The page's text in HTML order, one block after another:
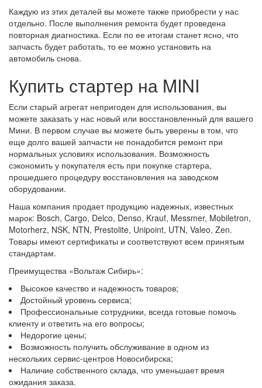
Каждую из этих деталей вы можете также приобрести у нас
отдельно. После выполнения ремонта будет проведена
повторная диагностика. Если по ее итогам станет ясно, что
запчасть будет работать, то ее можно установить на
автомобиль снова.
Купить стартер на MINI
Если старый агрегат непригоден для использования, вы
можете заказать у нас новый или восстановленный для вашего
Мини. В первом случае вы можете быть уверены в том, что
еще долго вашей запчасти не понадобится ремонт при
нормальных условиях использования. Возможность
сэкономить у покупателя есть при покупке стартера,
прошедшего процедуру восстановления на заводском
оборудовании.
Наша компания продает продукцию надежных, известных
марок: Bosch, Cargo, Delco, Denso, Krauf, Messmer, Mobiletron,
Motorherz, NSK, NTN, Prestolite, Unipoint, UTN, Valeo, Zen.
Товары имеют сертификаты и соответствуют всем принятым
стандартам.
Преимущества «Вольтаж Сибирь»:
Высокое качество и надежность товаров;
Достойный уровень сервиса;
Профессиональные сотрудники, всегда готовые помочь
клиенту и ответить на его вопросы;
Недорогие цены;
Возможность получить обслуживание в одном из
нескольких сервис-центров Новосибирска;
Наличие собственного склада, что уменьшает время
ожидания заказа.